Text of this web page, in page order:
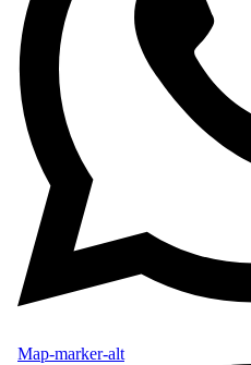
Map-marker-alt